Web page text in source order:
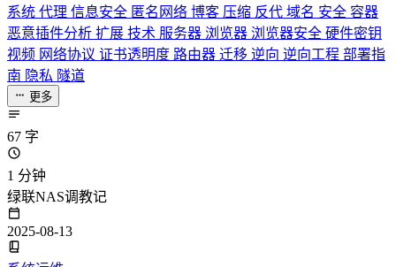
系统 代理 信息安全 匿名网络 博客 压缩 反代 域名 安全 容器
恶意插件分析 扩展 技术 服务器 浏览器 浏览器安全 硬件密钥
视频 网络协议 证书透明度 路由器 迁移 逆向 逆向工程 部署指
南 隐私 隧道
更多
67 字
1 分钟
绿联NAS调教记
2025-08-13